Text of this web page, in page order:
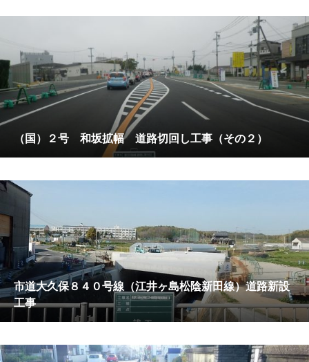
（国）２号 和坂拡幅 道路切回し工事（その２）
市道大久保８４０号線（江井ヶ島松陰新田線）道路新設
工事